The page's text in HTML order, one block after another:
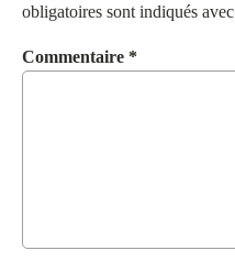
obligatoires sont indiqués avec
Commentaire *